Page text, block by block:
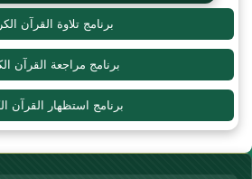
برنامج تلاوة القرآن
برنامج مراجعة القرآن
برنامج استظهار القرآن